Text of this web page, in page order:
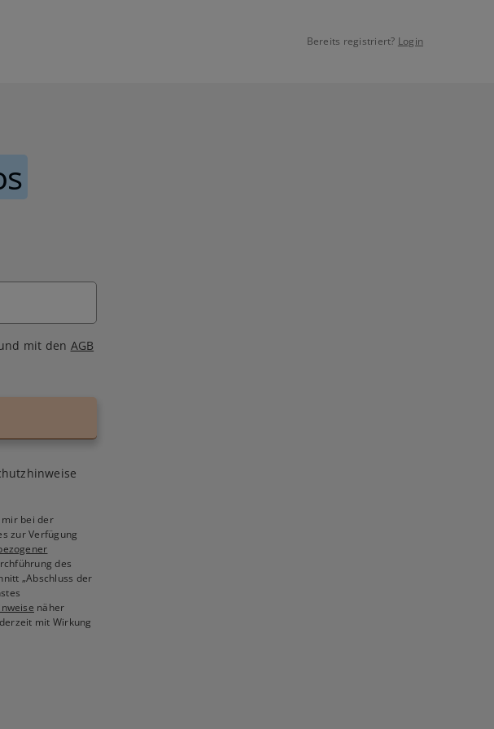
Bereits registriert? Login
mit den AGB
mir bei der
zur Verfügung
des
„Abschluss der
näher
mit Wirkung